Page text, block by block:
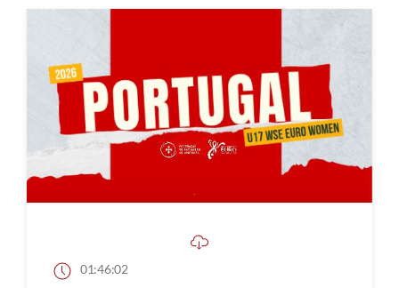
01:46:02